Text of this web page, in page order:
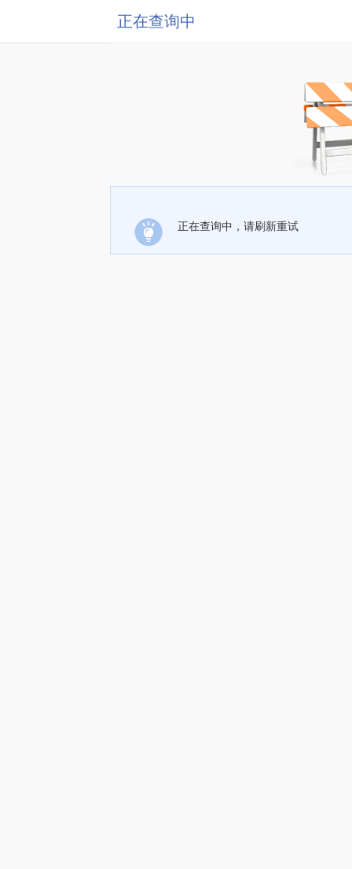
正在查询中
正在查询中，请刷新重试